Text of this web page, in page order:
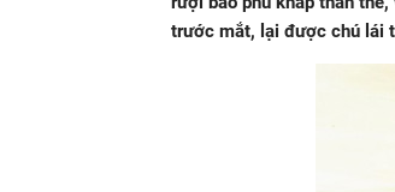
trước mắt, lại được chú lái